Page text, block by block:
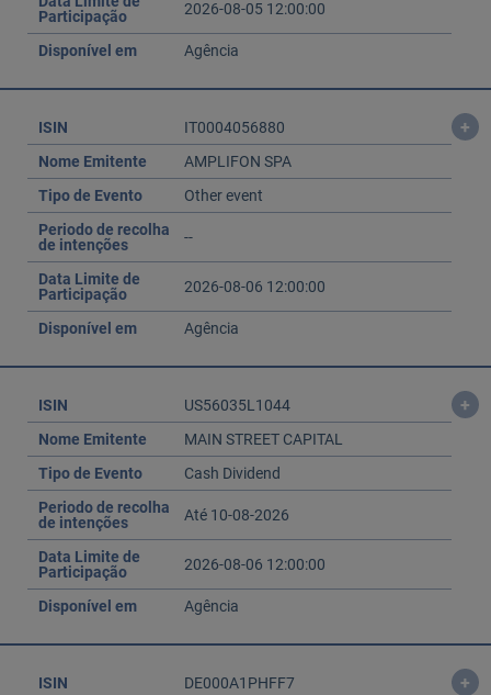
Participação
2026-08-05 12:00:00
Disponível em Agência
ISIN IT0004056880 +
Nome Emitente
AMPLIFON SPA
Tipo de Evento
Other event
Periodo de recolha
de intenções
--
Data Limite de
Participação
2026-08-06 12:00:00
Disponível em Agência
ISIN US56035L1044 +
Nome Emitente
MAIN STREET CAPITAL
Tipo de Evento
Cash Dividend
Periodo de recolha
de intenções
Até 10-08-2026
Data Limite de
Participação
2026-08-06 12:00:00
Disponível em Agência
ISIN DE000A1PHFF7 +